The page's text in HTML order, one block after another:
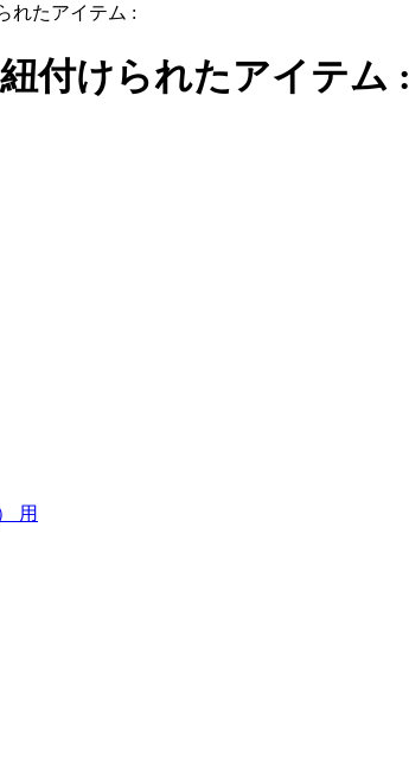
れたアイテム :
付けられたアイテム :
用